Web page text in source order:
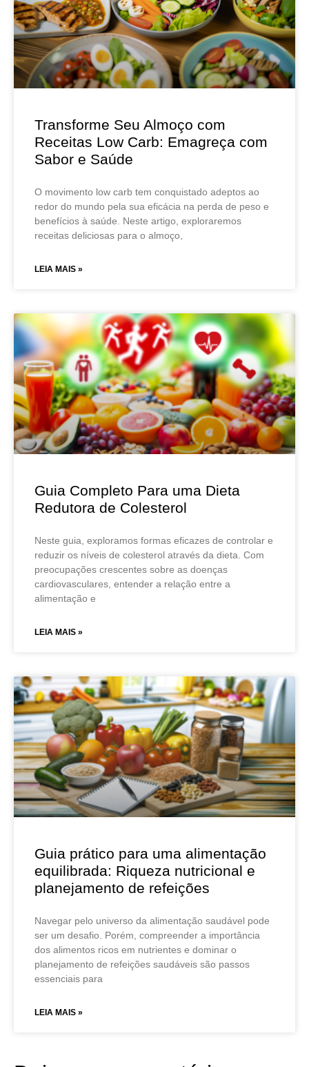
Transforme Seu Almoço com
Receitas Low Carb: Emagreça com
Sabor e Saúde
O movimento low carb tem conquistado adeptos ao
redor do mundo pela sua eficácia na perda de peso e
benefícios à saúde. Neste artigo, exploraremos
receitas deliciosas para o almoço,
LEIA MAIS »
Guia Completo Para uma Dieta
Redutora de Colesterol
Neste guia, exploramos formas eficazes de controlar e
reduzir os níveis de colesterol através da dieta. Com
preocupações crescentes sobre as doenças
cardiovasculares, entender a relação entre a
alimentação e
LEIA MAIS »
Guia prático para uma alimentação
equilibrada: Riqueza nutricional e
planejamento de refeições
Navegar pelo universo da alimentação saudável pode
ser um desafio. Porém, compreender a importância
dos alimentos ricos em nutrientes e dominar o
planejamento de refeições saudáveis são passos
essenciais para
LEIA MAIS »